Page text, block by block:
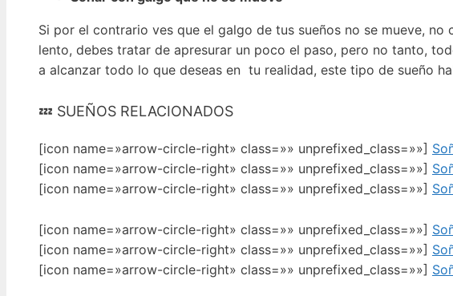
Si por el contrario ves que el galgo de tus sueños no se mueve,
lento, debes tratar de apresurar un poco el paso, pero no tanto,
a alcanzar todo lo que deseas en tu realidad, este tipo de sueño
💤 SUEÑOS RELACIONADOS
[icon name=»arrow-circle-right» class=»» unprefixed_class=»»]
[icon name=»arrow-circle-right» class=»» unprefixed_class=»»]
[icon name=»arrow-circle-right» class=»» unprefixed_class=»»]
[icon name=»arrow-circle-right» class=»» unprefixed_class=»»]
[icon name=»arrow-circle-right» class=»» unprefixed_class=»»]
[icon name=»arrow-circle-right» class=»» unprefixed_class=»»]